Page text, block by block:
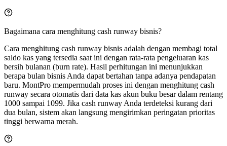
Bagaimana cara menghitung cash runway bisnis?
Cara menghitung cash runway bisnis adalah dengan membagi total
saldo kas yang tersedia saat ini dengan rata-rata pengeluaran kas
bersih bulanan (burn rate). Hasil perhitungan ini menunjukkan
berapa bulan bisnis Anda dapat bertahan tanpa adanya pendapatan
baru. MontPro mempermudah proses ini dengan menghitung cash
runway secara otomatis dari data kas akun buku besar dalam rentang
1000 sampai 1099. Jika cash runway Anda terdeteksi kurang dari
dua bulan, sistem akan langsung mengirimkan peringatan prioritas
tinggi berwarna merah.